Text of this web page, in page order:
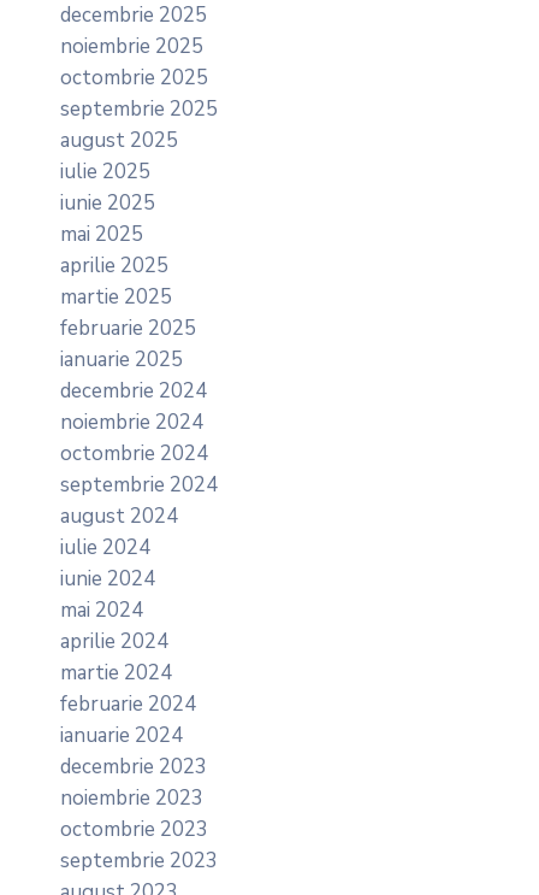
decembrie 2025
noiembrie 2025
octombrie 2025
septembrie 2025
august 2025
iulie 2025
iunie 2025
mai 2025
aprilie 2025
martie 2025
februarie 2025
ianuarie 2025
decembrie 2024
noiembrie 2024
octombrie 2024
septembrie 2024
august 2024
iulie 2024
iunie 2024
mai 2024
aprilie 2024
martie 2024
februarie 2024
ianuarie 2024
decembrie 2023
noiembrie 2023
octombrie 2023
septembrie 2023